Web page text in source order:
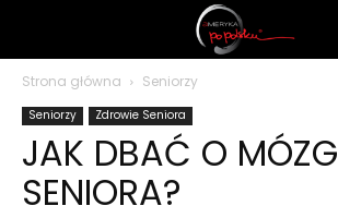
Strona główna Seniorzy
Seniorzy Zdrowie Seniora
JAK DBAĆ O MÓZG
SENIORA?